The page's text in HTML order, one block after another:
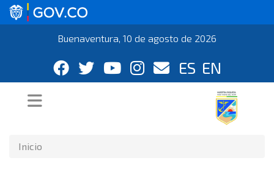
Buenaventura, 10 de agosto de 2026
ES EN
Inicio